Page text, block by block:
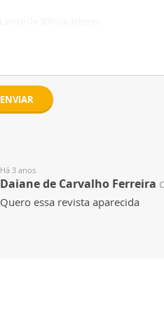
ENVIAR
Há 3 anos
Daiane de Carvalho Ferreira
Quero essa revista aparecida